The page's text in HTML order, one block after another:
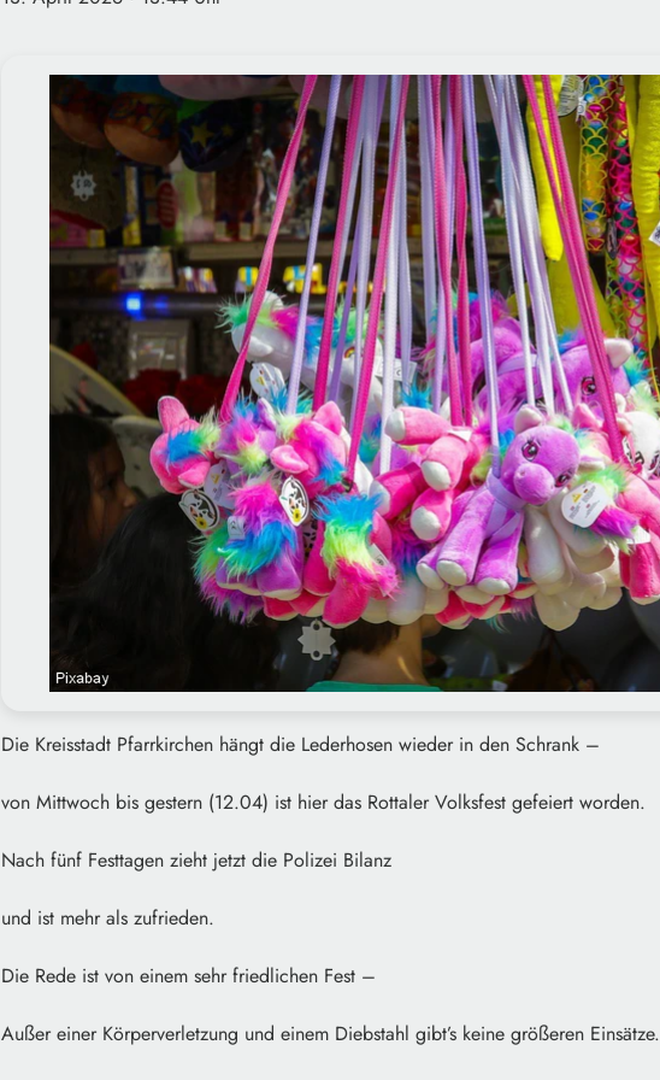
Die Kreisstadt Pfarrkirchen hängt die Lederhosen wieder in den Schrank –
von Mittwoch bis gestern (12.04) ist hier das Rottaler Volksfest gefeiert worden.
Nach fünf Festtagen zieht jetzt die Polizei Bilanz
und ist mehr als zufrieden.
Die Rede ist von einem sehr friedlichen Fest –
Außer einer Körperverletzung und einem Diebstahl gibt’s keine größeren Einsätze.